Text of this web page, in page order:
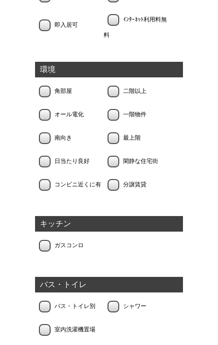
即入居可
ｲﾝﾀｰﾈｯﾄ利用料無
料
環境
角部屋 二階以上
オール電化 一階物件
南向き 最上階
日当たり良好 閑静な住宅街
コンビニ近くに有 分譲賃貸
キッチン
ガスコンロ
バス・トイレ
バス・トイレ別 シャワー
室内洗濯機置場